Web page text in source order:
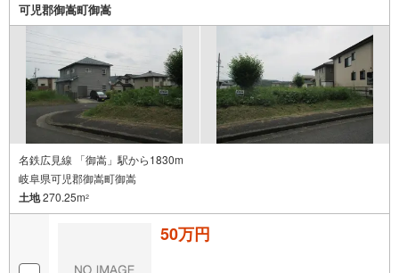
可児郡御嵩町御嵩
名鉄広見線 「御嵩」駅から1830m
岐阜県可児郡御嵩町御嵩
土地270.25m2
50万円